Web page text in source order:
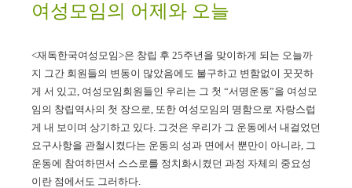
여성모임의 어제와 오늘
<재독한국여성모임>은 창립 후 25주년을 맞이하게 되는 오늘까
지 그간 회원들의 변동이 많았음에도 불구하고 변함없이 꿋꿋하
게 서 있고, 여성모임회원들인 우리는 그 첫 “서명운동”을 여성모
임의 창립역사의 첫 장으로, 또한 여성모임의 명함으로 자랑스럽
게 내 보이며 상기하고 있다. 그것은 우리가 그 운동에서 내걸었던
요구사항을 관철시켰다는 운동의 성과 면에서 뿐만이 아니라, 그
운동에 참여하면서 스스로를 정치화시켰던 과정 자체의 중요성
이란 점에서도 그러하다.